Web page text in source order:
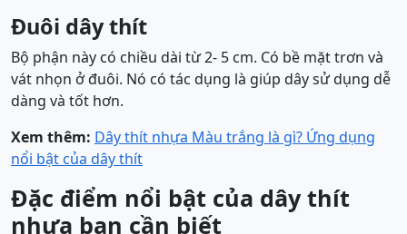
Đuôi dây thít
Bộ phận này có chiều dài từ 2- 5 cm. Có bề mặt trơn và
vát nhọn ở đuôi. Nó có tác dụng là giúp dây sử dụng dễ
dàng và tốt hơn.
Xem thêm: Dây thít nhựa Màu trắng là gì? Ứng dụng
nổi bật của dây thít
Đặc điểm nổi bật của dây thít
nhựa bạn cần biết